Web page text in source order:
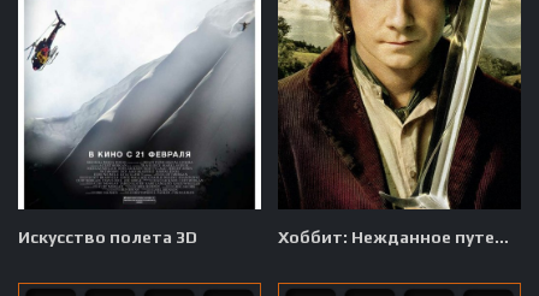
Искусство полета 3D Хоббит: Нежданное путешествие